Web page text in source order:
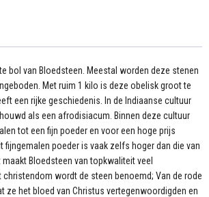
bol van Bloedsteen. Meestal worden deze stenen
Met ruim 1 kilo is deze obelisk groot te
een rijke geschiedenis. In de Indiaanse cultuur
als een afrodisiacum. Binnen deze cultuur
tot een fijn poeder en voor een hoge prijs
fijngemalen poeder is vaak zelfs hoger dan die van
Bloedsteen van topkwaliteit veel
christendom wordt de steen benoemd; Van de rode
ze het bloed van Christus vertegenwoordigden en